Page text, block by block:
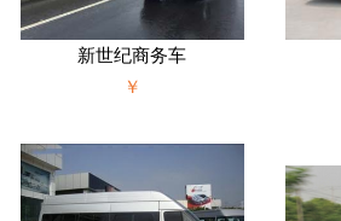
新世纪商务车
￥